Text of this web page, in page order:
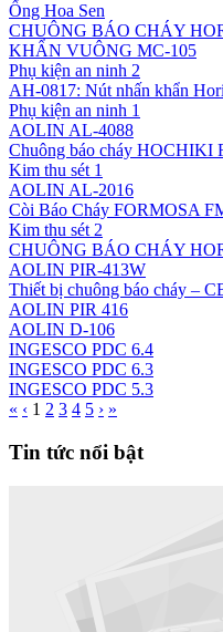
Ống Hoa Sen
CHUÔNG BÁO CHÁY
KHẨN VUÔNG MC-105
Phụ kiện an ninh 2
AH-0817: Nút nhấn khẩn
Phụ kiện an ninh 1
AOLIN AL-4088
Chuông báo cháy HOCHIKI
Kim thu sét 1
AOLIN AL-2016
Còi Báo Cháy FORMOSA
Kim thu sét 2
CHUÔNG BÁO CHÁY
AOLIN PIR-413W
Thiết bị chuông báo cháy –
AOLIN PIR 416
AOLIN D-106
INGESCO PDC 6.4
INGESCO PDC 6.3
INGESCO PDC 5.3
« ‹ 1 2 3 4 5 › »
Tin tức nổi bật